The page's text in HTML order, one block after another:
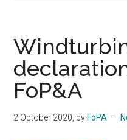
FoP&A
2 October 2020, by FoPA